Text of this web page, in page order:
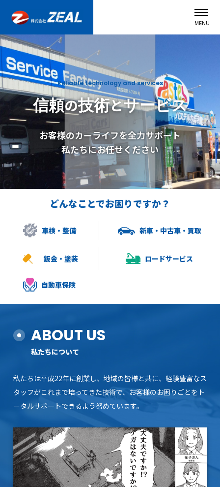
MENU
Reliable technology and services
信頼の技術とサービス
お客様のカーライフを全力サポート
私たちにお任せください
どんなことでお困りですか？
車検・整備 新車・中古車・買取
鈑金・塗装 ロードサービス
自動車保険
ABOUT US
私たちについて
私たちは平成22年に創業し、地域の皆様と共に、経験豊富なス
タッフがこれまで培ってきた技術で、お客様のお困りごとをト
ータルサポートできるよう努めています。